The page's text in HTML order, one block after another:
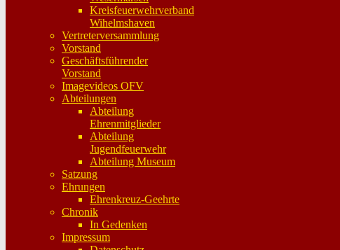
Kreisfeuerwehrverband
Wihelmshaven
Vertreterversammlung
Vorstand
Geschäftsführender
Vorstand
Imagevideos OFV
Abteilungen
Abteilung
Ehrenmitglieder
Abteilung
Jugendfeuerwehr
Abteilung Museum
Satzung
Ehrungen
Ehrenkreuz-Geehrte
Chronik
In Gedenken
Impressum